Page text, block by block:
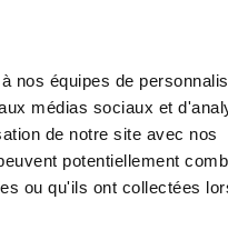
nos équipes de
médias sociaux et
de notre site avec nos
potentiellement
ou qu'ils ont collectées
fumé
recevoir